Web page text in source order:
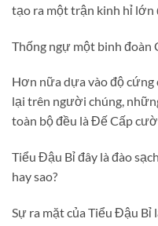
tạo ra một trận kinh hỉ lớn
Thống ngự một binh đoàn
Hơn nữa dựa vào độ cứng
lại trên người chúng,
toàn bộ đều là Đế Cấp
Tiểu Đậu Bỉ đây là đào
hay sao?
Sự ra mặt của Tiểu Đậu